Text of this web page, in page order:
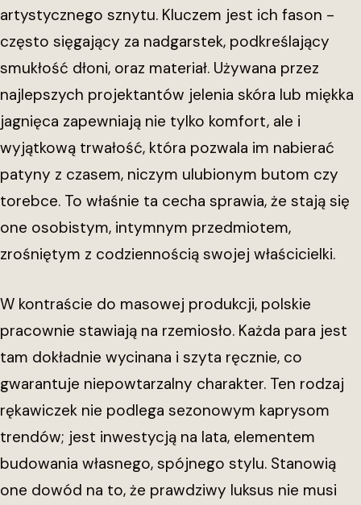
artystycznego sznytu. Kluczem jest ich fason -
często sięgający za nadgarstek, podkreślający
smukłość dłoni, oraz materiał. Używana przez
najlepszych projektantów jelenia skóra lub miękka
jagnięca zapewniają nie tylko komfort, ale i
wyjątkową trwałość, która pozwala im nabierać
patyny z czasem, niczym ulubionym butom czy
torebce. To właśnie ta cecha sprawia, że stają się
one osobistym, intymnym przedmiotem,
zrośniętym z codziennością swojej właścicielki.
W kontraście do masowej produkcji, polskie
pracownie stawiają na rzemiosło. Każda para jest
tam dokładnie wycinana i szyta ręcznie, co
gwarantuje niepowtarzalny charakter. Ten rodzaj
rękawiczek nie podlega sezonowym kaprysom
trendów; jest inwestycją na lata, elementem
budowania własnego, spójnego stylu. Stanowią
one dowód na to, że prawdziwy luksus nie musi